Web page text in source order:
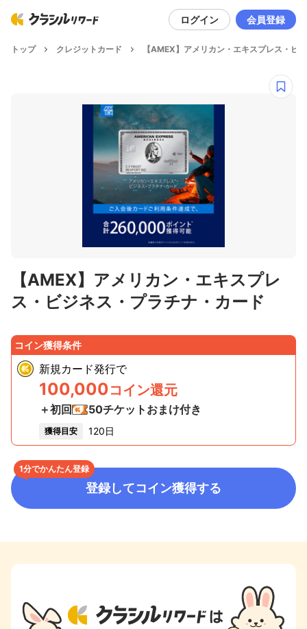
ログイン 会員登録
トップ クレジットカード 【AMEX】アメリカン・エキスプレス・ビ
【AMEX】アメリカン・エキスプレ
ス・ビジネス・プラチナ・カード
コイン獲得条件
新規カード発行で
100,000コイン還元
＋初回 50チケットおまけ付き
獲得目安 120日
1分でかんたん登録
登録してコイン獲得する